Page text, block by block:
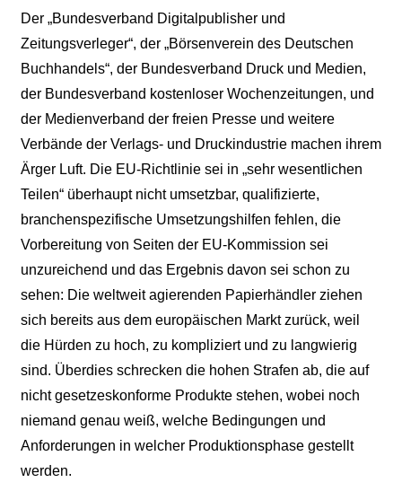
Der „Bundesverband Digitalpublisher und
Zeitungsverleger“, der „Börsenverein des Deutschen
Buchhandels“, der Bundesverband Druck und Medien,
der Bundesverband kostenloser Wochenzeitungen, und
der Medienverband der freien Presse und weitere
Verbände der Verlags- und Druckindustrie machen ihrem
Ärger Luft. Die EU-Richtlinie sei in „sehr wesentlichen
Teilen“ überhaupt nicht umsetzbar, qualifizierte,
branchenspezifische Umsetzungshilfen fehlen, die
Vorbereitung von Seiten der EU-Kommission sei
unzureichend und das Ergebnis davon sei schon zu
sehen: Die weltweit agierenden Papierhändler ziehen
sich bereits aus dem europäischen Markt zurück, weil
die Hürden zu hoch, zu kompliziert und zu langwierig
sind. Überdies schrecken die hohen Strafen ab, die auf
nicht gesetzeskonforme Produkte stehen, wobei noch
niemand genau weiß, welche Bedingungen und
Anforderungen in welcher Produktionsphase gestellt
werden.